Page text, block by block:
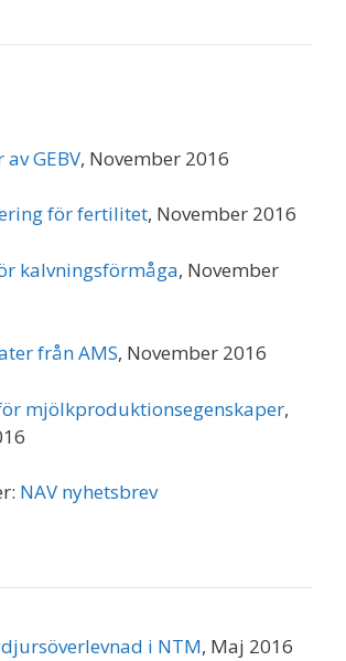
GEBV, November 2016
för fertilitet, November 2016
kalvningsförmåga, November
från AMS, November 2016
mjölkproduktionsegenskaper,
NAV nyhetsbrev
i NTM, Maj 2016